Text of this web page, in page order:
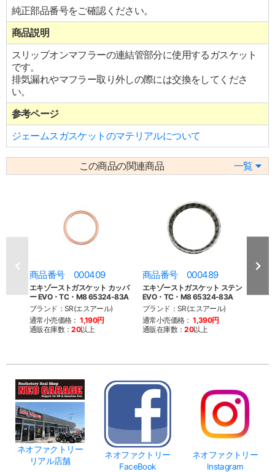
純正部品番号をご確認ください。
商品説明
スリップオンマフラーの連結管部分に使用するガスケット
です。
排気漏れやマフラー取り外しの際には交換をしてくださ
い。
参考ページ
ジェームスガスケットのマテリアルについて
この商品の関連商品 一覧
商品番号 000409
エキゾーストガスケット カッパ
ー EVO・TC・M8 65324-83A
ブランド：SR(エスアール)
通常小売価格： 1,190円
通販在庫数：20以上
商品番号 000489
エキゾーストガスケット ステン
EVO・TC・M8 65324-83A
ブランド：SR(エスアール)
通常小売価格： 1,390円
通販在庫数：20以上
84y-
ネオファクトリー
リアル店舗
ネオファクトリー
FaceBook
ネオファクトリー
Instagram